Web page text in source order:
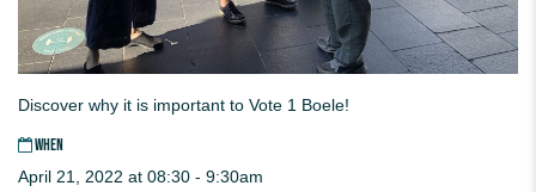
Discover why it is important to Vote 1 Boele!
WHEN
April 21, 2022 at 08:30 - 9:30am